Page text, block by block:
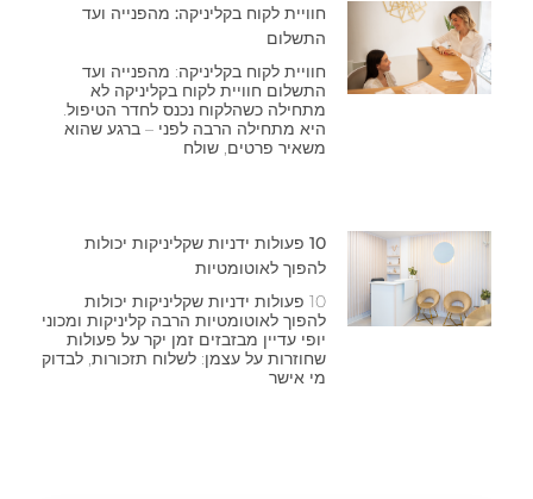
חוויית לקוח בקליניקה: מהפנייה ועד
התשלום
חוויית לקוח בקליניקה: מהפנייה ועד
התשלום חוויית לקוח בקליניקה לא
מתחילה כשהלקוח נכנס לחדר הטיפול.
היא מתחילה הרבה לפני – ברגע שהוא
משאיר פרטים, שולח
10 פעולות ידניות שקליניקות יכולות
להפוך לאוטומטיות
10 פעולות ידניות שקליניקות יכולות
להפוך לאוטומטיות הרבה קליניקות ומכוני
יופי עדיין מבזבזים זמן יקר על פעולות
שחוזרות על עצמן: לשלוח תזכורות, לבדוק
מי אישר